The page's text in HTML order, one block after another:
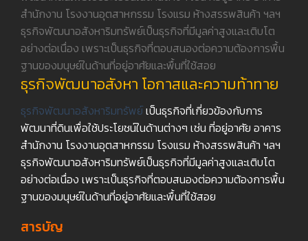
สำนักงาน โรงงานอุตสาหกรรม โรงแรม ห้างสรรพสินค้า ฯลฯ
ธุรกิจพัฒนาอสังหาริมทรัพย์เป็นธุรกิจที่มีมูลค่าสูงและเติบโต
อย่างต่อเนื่อง เพราะเป็นธุรกิจที่ตอบสนองต่อความต้องการพื้น
ฐานของมนุษย์ในด้านที่อยู่อาศัยและพื้นที่ใช้สอย
ธุรกิจพัฒนาอสังหา โอกาสและความท้าทาย
ธุรกิจพัฒนาอสังหาริมทรัพย์เป็นธุรกิจที่เกี่ยวข้องกับการ
พัฒนาที่ดินเพื่อใช้ประโยชน์ในด้านต่างๆ เช่น ที่อยู่อาศัย อาคาร
สำนักงาน โรงงานอุตสาหกรรม โรงแรม ห้างสรรพสินค้า ฯลฯ
ธุรกิจพัฒนาอสังหาริมทรัพย์เป็นธุรกิจที่มีมูลค่าสูงและเติบโต
อย่างต่อเนื่อง เพราะเป็นธุรกิจที่ตอบสนองต่อความต้องการพื้น
ฐานของมนุษย์ในด้านที่อยู่อาศัยและพื้นที่ใช้สอย
สารบัญ